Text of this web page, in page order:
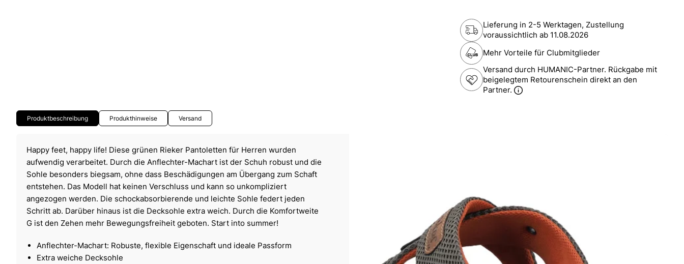
Lieferung in 2-5 Werktagen, Zustellung
voraussichtlich ab 11.08.2026
Mehr Vorteile für Clubmitglieder
Versand durch HUMANIC-Partner. Rückgabe mit
beigelegtem Retourenschein direkt an den
Partner.
Produktbeschreibung Produkthinweise Versand
Happy feet, happy life! Diese grünen Rieker Pantoletten für Herren wurden
aufwendig verarbeitet. Durch die Anflechter-Machart ist der Schuh robust und die
Sohle besonders biegsam, ohne dass Beschädigungen am Übergang zum Schaft
entstehen. Das Modell hat keinen Verschluss und kann so unkompliziert
angezogen werden. Die schockabsorbierende und leichte Sohle federt jeden
Schritt ab. Darüber hinaus ist die Decksohle extra weich. Durch die Komfortweite
G ist den Zehen mehr Bewegungsfreiheit geboten. Start into summer!
Anflechter-Machart: Robuste, flexible Eigenschaft und ideale Passform
Extra weiche Decksohle